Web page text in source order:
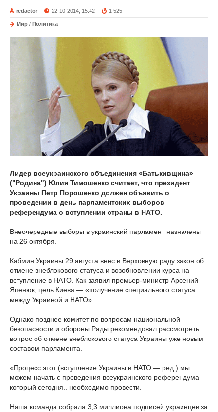
redactor 22-10-2014, 15:42 1 525
Мир / Политика
Лидер всеукраинского объединения «Батькивщина»
("Родина") Юлия Тимошенко считает, что президент
Украины Петр Порошенко должен объявить о
проведении в день парламентских выборов
референдума о вступлении страны в НАТО.
Внеочередные выборы в украинский парламент назначены
на 26 октября.
Кабмин Украины 29 августа внес в Верховную раду закон об
отмене внеблокового статуса и возобновлении курса на
вступление в НАТО. Как заявил премьер-министр Арсений
Яценюк, цель Киева — «получение специального статуса
между Украиной и НАТО».
Однако позднее комитет по вопросам национальной
безопасности и обороны Рады рекомендовал рассмотреть
вопрос об отмене внеблокового статуса Украины уже новым
составом парламента.
«Процесс этот (вступление Украины в НАТО — ред.) мы
можем начать с проведения всеукраинского референдума,
который сегодня.. необходимо провести.
Наша команда собрала 3,3 миллиона подписей украинцев за